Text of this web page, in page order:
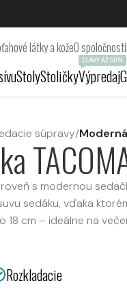
látky a kožeO spoločnosti
StolyStoličkyVýpredaj
ZĽAVY AŽ 50%
súpravy/
s modernou
sedáku, vďaka
18 cm – ideálne na
Rozkladacie